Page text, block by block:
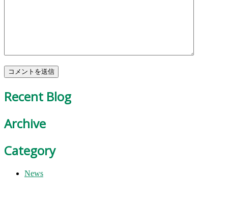
Recent Blog
Archive
Category
News